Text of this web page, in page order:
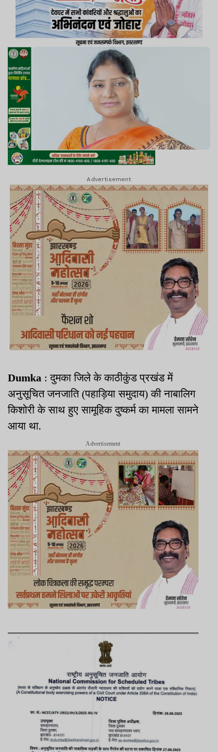
Advertisement
Dumka : दुमका जिले के काठीकुंड प्रखंड में
अनुसूचित जनजाति (पहाड़िया समुदाय) की नाबालिग
किशोरी के साथ हुए सामूहिक दुष्कर्म का मामला सामने
आया था.
Advertisement